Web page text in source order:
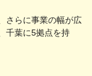
さらに事業の幅が広
千葉に5拠点を持